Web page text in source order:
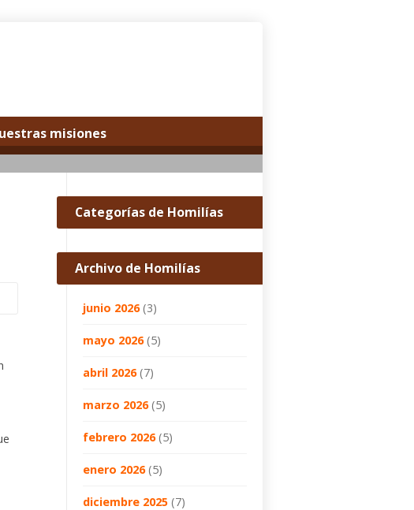
misiones
Categorías de Homilías
Archivo de Homilías
junio 2026(3)
mayo 2026(5)
abril 2026(7)
marzo 2026(5)
febrero 2026(5)
enero 2026(5)
diciembre 2025 (7)